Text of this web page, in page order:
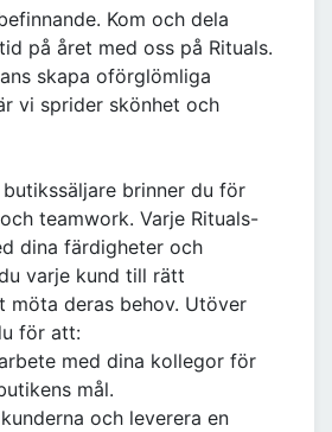
Kom och dela
på året med oss på Rituals.
skapa oförglömliga
vi sprider skönhet och
butikssäljare brinner du för
teamwork. Varje Rituals-
dina färdigheter och
varje kund till rätt
möta deras behov. Utöver
för att:
med dina kollegor för
mål.
och leverera en